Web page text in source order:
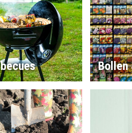
Bollen